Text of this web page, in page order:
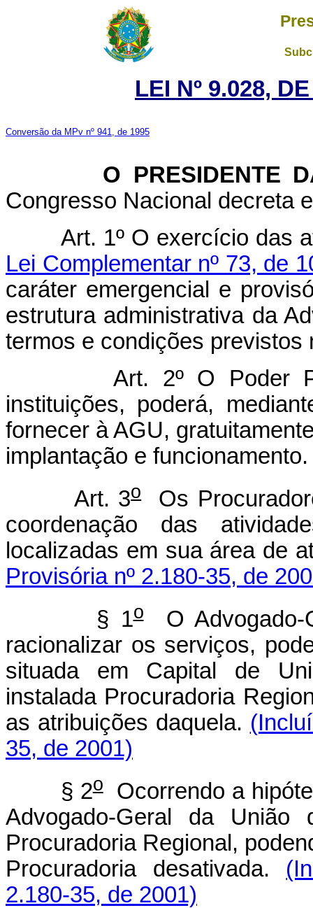
LEI Nº 9.028,
Conversão da MPv nº 941, de 1995
O PRESIDENTE DA
Congresso Nacional decreta
Art. 1º O exercício das
Lei Complementar nº 73, de
caráter emergencial e
estrutura administrativa da
termos e condições previstos
Art. 2º O Poder
instituições, poderá,
fornecer à AGU,
implantação e funcionamento.
Art. 3oOs
coordenação das
localizadas em sua área de
Provisória nº 2.180-35, de
§ 1oO Advogado-
racionalizar os serviços,
situada em Capital de
instalada Procuradoria
as atribuições daquela.
35, de 2001)
§ 2oOcorrendo a
Advogado-Geral da
Procuradoria Regional,
Procuradoria desativada.
2.180-35, de 2001)